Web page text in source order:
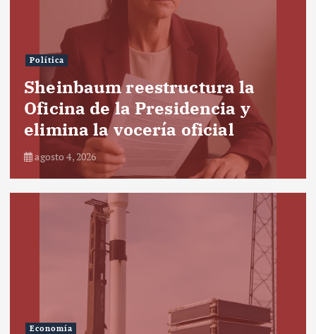
Política
Sheinbaum reestructura la
Oficina de la Presidencia y
elimina la vocería oficial
agosto 4, 2026
Economía